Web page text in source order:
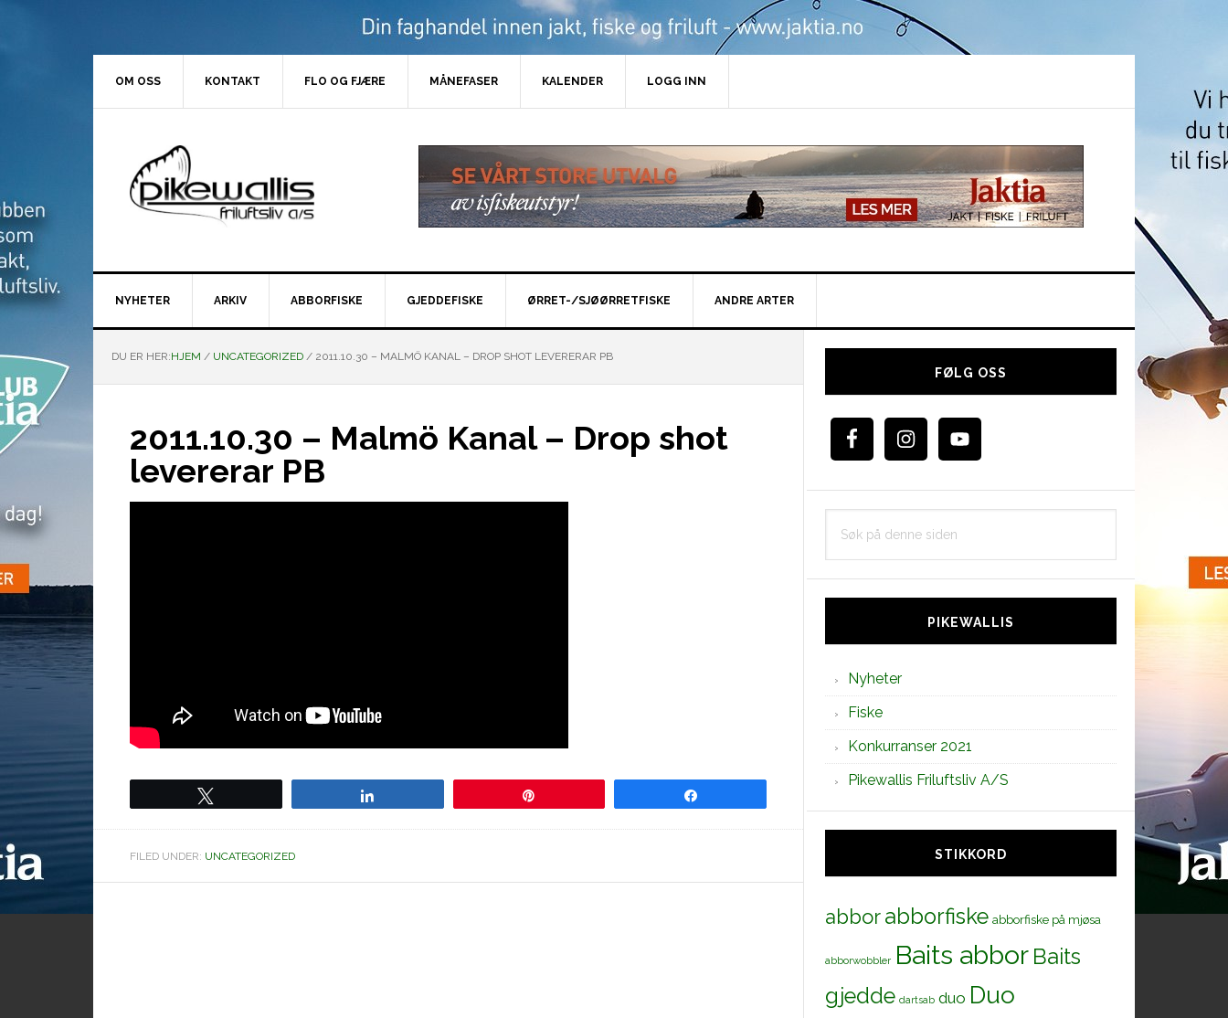
OM OSS KONTAKT FLO OG FJÆRE MÅNEFASER KALENDER LOGG INN
NYHETER ARKIV ABBORFISKE GJEDDEFISKE ØRRET-/SJØØRRETFISKE ANDRE ARTER
DU ER HER:HJEM / UNCATEGORIZED / 2011.10.30 – MALMÖ KANAL – DROP SHOT LEVERERAR PB
2011.10.30 – Malmö Kanal – Drop shot
levererar PB
FILED UNDER: UNCATEGORIZED
Hoved
FØLG OSS
PIKEWALLIS
Nyheter
Fiske
Konkurranser 2021
Pikewallis Friluftsliv A/S
STIKKORD
abborabborfiske abborfiske på mjøsa
abborwobbler Baits abbor Baits
gjedde dartsab duo Duo